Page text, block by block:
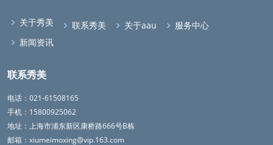
关于秀美 联系秀美 关于aau
服务中心
新闻资讯
联系秀美
电话：021-61508165
手机：15800925062
地址：上海市浦东新区康桥路666号B栋
邮箱：xiumeimoxing@vip.163.com